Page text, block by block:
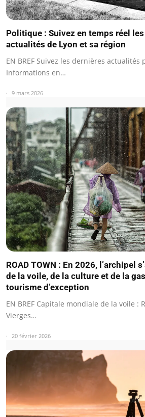
Politique : Suivez en temps réel
actualités de Lyon et sa région
EN BREF Suivez les dernières actualités
Informations en…
9 mars 2026
ROAD TOWN : En 2026, l’archipel
de la voile, de la culture et de la
tourisme d’exception
EN BREF Capitale mondiale de la voile :
Vierges…
20 février 2026